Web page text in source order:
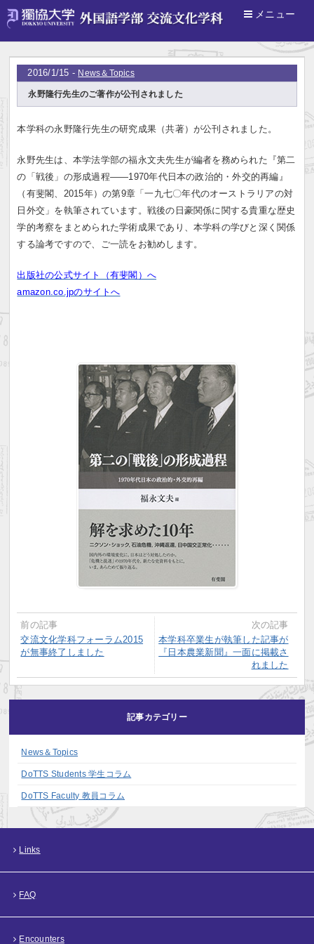
メニュー
2016/1/15 - News＆Topics
永野隆行先生のご著作が公刊されました
本学科の永野隆行先生の研究成果（共著）が公刊されました。
永野先生は、本学法学部の福永文夫先生が編者を務められた『第二
の「戦後」の形成過程――1970年代日本の政治的・外交的再編』
（有斐閣、 2015年）の第9章「一九七〇年代のオーストラリアの対
日外交」を執筆されています。戦後の日豪関係に関する貴重な歴史
学的考察をまとめられた学術成果であり、本学科の学びと深く関係
する論考ですので、ご一読をお勧めします。
出版社の公式サイト（有斐閣）へ
amazon.co.jpのサイトへ
前の記事
交流文化学科フォーラム2015
が無事終了しました
次の記事
本学科卒業生が執筆した記事が
『日本農業新聞』一面に掲載さ
れました
記事カテゴリー
News＆Topics
DoTTS Students 学生コラム
DoTTS Faculty 教員コラム
Links
FAQ
Encounters